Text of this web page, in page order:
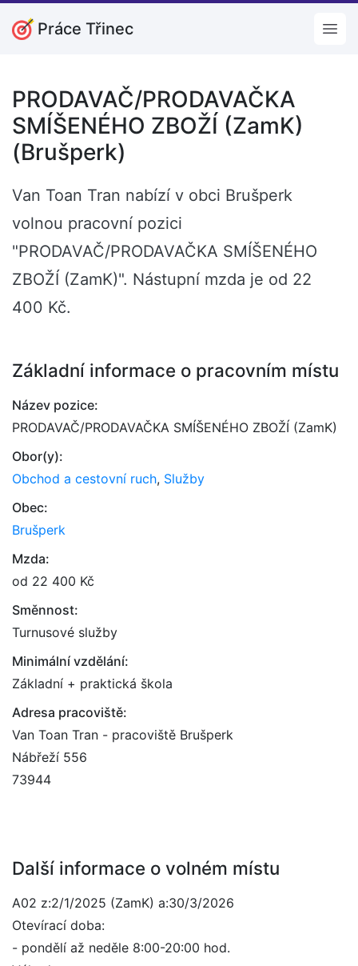
Práce Třinec
PRODAVAČ/PRODAVAČKA
SMÍŠENÉHO ZBOŽÍ (ZamK)
(Brušperk)
Van Toan Tran nabízí v obci Brušperk
volnou pracovní pozici
"PRODAVAČ/PRODAVAČKA SMÍŠENÉHO
ZBOŽÍ (ZamK)". Nástupní mzda je od 22
400 Kč.
Základní informace o pracovním místu
Název pozice:
PRODAVAČ/PRODAVAČKA SMÍŠENÉHO ZBOŽÍ (ZamK)
Obor(y):
Obchod a cestovní ruch, Služby
Obec:
Brušperk
Mzda:
od 22 400 Kč
Směnnost:
Turnusové služby
Minimální vzdělání:
Základní + praktická škola
Adresa pracoviště:
Van Toan Tran - pracoviště Brušperk
Nábřeží 556
73944
Další informace o volném místu
A02 z:2/1/2025 (ZamK) a:30/3/2026
Otevírací doba:
- pondělí až neděle 8:00-20:00 hod.